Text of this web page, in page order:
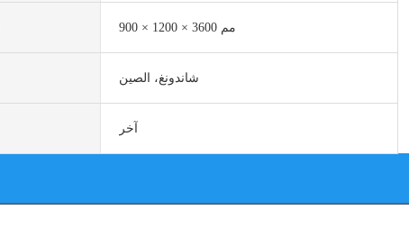
900 × 1200 × 3600 مم
شاندونغ، الصين
آخر